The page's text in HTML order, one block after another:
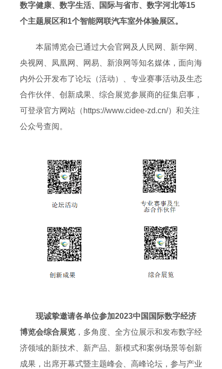
数字健康、数字生活、国际与省市、数字河北等15
个主题展区和1个智能网联汽车室外体验展区。
本届博览会已通过大会官网及人民网、新华网、
央视网、凤凰网、网易、新浪网等知名媒体，面向海
内外公开发布了论坛（活动）、专业赛事活动及生态
合作伙伴、创新成果、综合展览参展商的征集启事，
可登录官方网站（https://www.cidee-zd.cn/）和关注
公众号查阅。
现诚挚邀请各单位参加2023中国国际数字经济
博览会综合展览 ，多角度、全方位展示和发布数字经
济领域的新技术、新产品、新模式和案例场景等创新
成果，出席开幕式暨主题峰会、高峰论坛，参与产业